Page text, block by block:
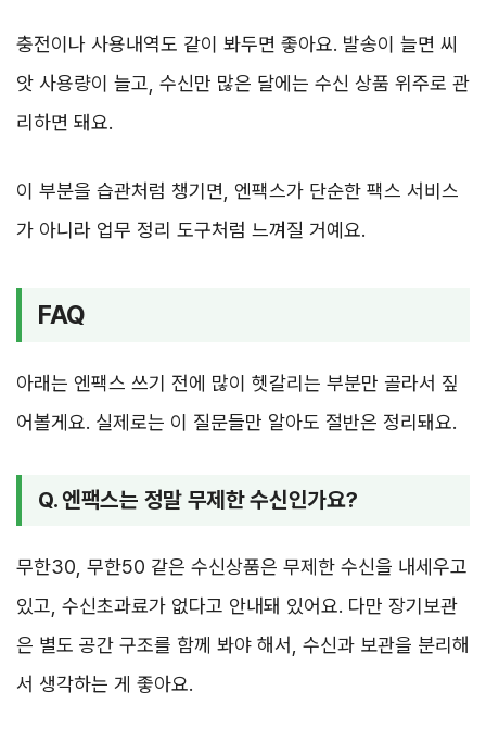
충전이나 사용내역도 같이 봐두면 좋아요. 발송이 늘면 씨
앗 사용량이 늘고, 수신만 많은 달에는 수신 상품 위주로 관
리하면 돼요.
이 부분을 습관처럼 챙기면, 엔팩스가 단순한 팩스 서비스
가 아니라 업무 정리 도구처럼 느껴질 거예요.
FAQ
아래는 엔팩스 쓰기 전에 많이 헷갈리는 부분만 골라서 짚
어볼게요. 실제로는 이 질문들만 알아도 절반은 정리돼요.
Q. 엔팩스는 정말 무제한 수신인가요?
무한30, 무한50 같은 수신상품은 무제한 수신을 내세우고
있고, 수신초과료가 없다고 안내돼 있어요. 다만 장기보관
은 별도 공간 구조를 함께 봐야 해서, 수신과 보관을 분리해
서 생각하는 게 좋아요.